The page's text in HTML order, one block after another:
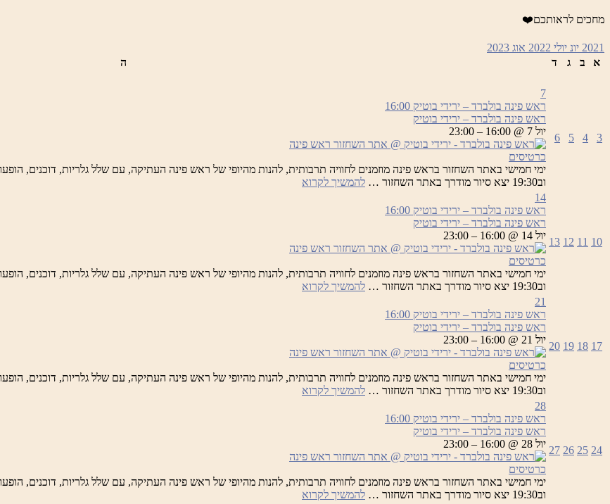
מחכים לראותכם❤️
2021 יונ יולי 2022 אוג 2023
א
ב ג ד ה
3
4
5
6
7
ראש פינה בולברד – ירידי בוטיק 16:00
ראש פינה בולברד – ירידי בוטיק
יול 7 @ 16:00 – 23:00
כרטיסים
וב19:30 יצא סיור מודרך באתר השחזור …
להמשיך לקרוא
בוטיק
10
11
12
13
14
ראש פינה בולברד – ירידי בוטיק 16:00
ראש פינה בולברד – ירידי בוטיק
יול 14 @ 16:00 – 23:00
כרטיסים
וב19:30 יצא סיור מודרך באתר השחזור …
להמשיך לקרוא
בוטיק
17
18
19
20
21
ראש פינה בולברד – ירידי בוטיק 16:00
ראש פינה בולברד – ירידי בוטיק
יול 21 @ 16:00 – 23:00
כרטיסים
וב19:30 יצא סיור מודרך באתר השחזור …
להמשיך לקרוא
בוטיק
24
25
26
27
28
ראש פינה בולברד – ירידי בוטיק 16:00
ראש פינה בולברד – ירידי בוטיק
יול 28 @ 16:00 – 23:00
כרטיסים
וב19:30 יצא סיור מודרך באתר השחזור …
להמשיך לקרוא